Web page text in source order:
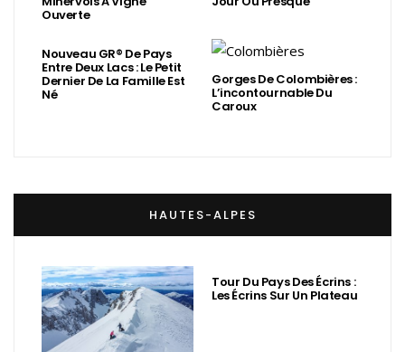
Ouverte
Nouveau GR® De Pays
Entre Deux Lacs : Le Petit
Dernier De La Famille Est
Né
Gorges De Colombières :
L’incontournable Du
Caroux
HAUTES-ALPES
Tour Du Pays Des Écrins :
Les Écrins Sur Un Plateau